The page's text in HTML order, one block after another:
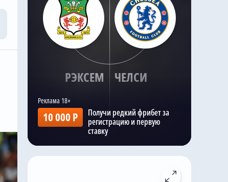
РЭКСЕМ ЧЕЛСИ
10 000 Р
Получи редкий фрибет за
регистрацию и первую
ставку